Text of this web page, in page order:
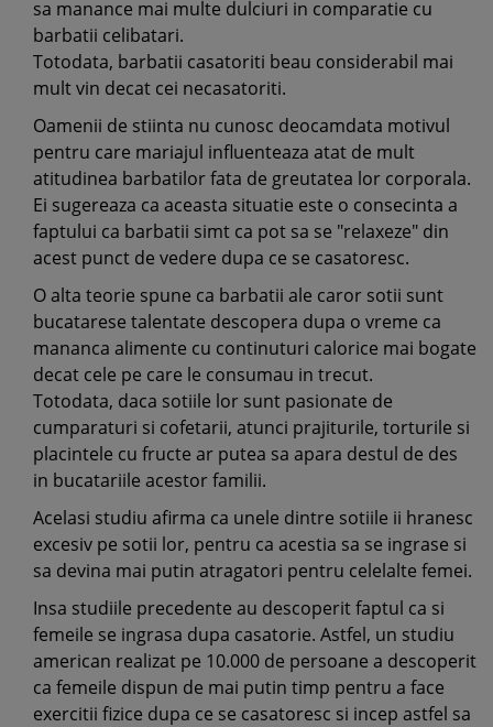
sa manance mai multe dulciuri in comparatie cu
barbatii celibatari.
Totodata, barbatii casatoriti beau considerabil mai
mult vin decat cei necasatoriti.
Oamenii de stiinta nu cunosc deocamdata motivul
pentru care mariajul influenteaza atat de mult
atitudinea barbatilor fata de greutatea lor corporala.
Ei sugereaza ca aceasta situatie este o consecinta a
faptului ca barbatii simt ca pot sa se "relaxeze" din
acest punct de vedere dupa ce se casatoresc.
O alta teorie spune ca barbatii ale caror sotii sunt
bucatarese talentate descopera dupa o vreme ca
mananca alimente cu continuturi calorice mai bogate
decat cele pe care le consumau in trecut.
Totodata, daca sotiile lor sunt pasionate de
cumparaturi si cofetarii, atunci prajiturile, torturile si
placintele cu fructe ar putea sa apara destul de des
in bucatariile acestor familii.
Acelasi studiu afirma ca unele dintre sotiile ii hranesc
excesiv pe sotii lor, pentru ca acestia sa se ingrase si
sa devina mai putin atragatori pentru celelalte femei.
Insa studiile precedente au descoperit faptul ca si
femeile se ingrasa dupa casatorie. Astfel, un studiu
american realizat pe 10.000 de persoane a descoperit
ca femeile dispun de mai putin timp pentru a face
exercitii fizice dupa ce se casatoresc si incep astfel sa